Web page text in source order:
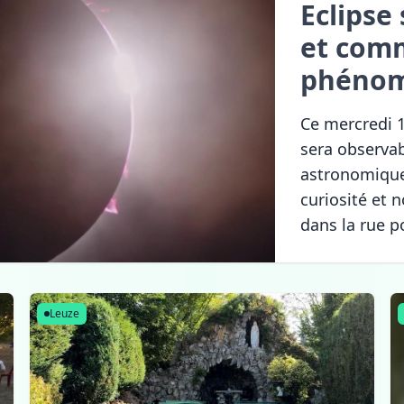
et
Ce mercredi
sera
curiosité et
dans la rue
Leuze